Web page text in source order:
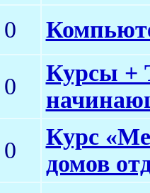
0
0
Курсы +
0
Курс
домов